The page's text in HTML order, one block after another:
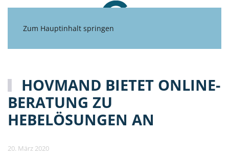
Zum Hauptinhalt springen
HOVMAND BIETET ONLINE-
BERATUNG ZU
HEBELÖSUNGEN AN
20. März 2020